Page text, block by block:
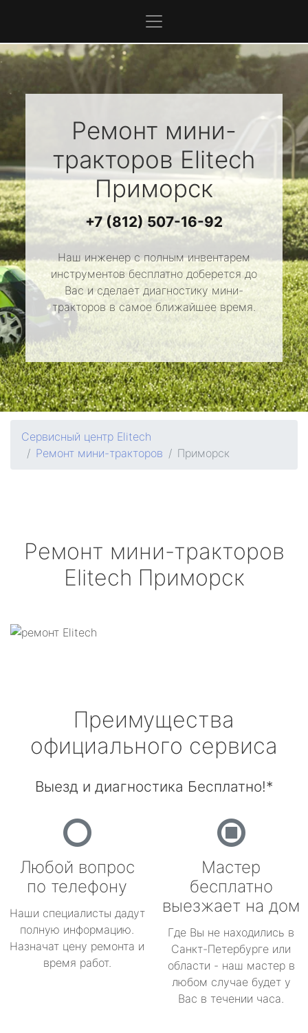
Ремонт мини-
тракторов Elitech
Приморск
+7 (812) 507-16-92
Наш инженер с полным инвентарем
инструментов бесплатно доберется до
Вас и сделает диагностику мини-
тракторов в самое ближайшее время.
Сервисный центр Elitech
Ремонт мини-тракторов
Приморск
Ремонт мини-тракторов
Elitech Приморск
Преимущества
официального сервиса
Выезд и диагностика Бесплатно!*
Любой вопрос
по телефону
Наши специалисты дадут
полную информацию.
Назначат цену ремонта и
время работ.
Мастер
бесплатно
выезжает на дом
Где Вы не находились в
Санкт-Петербурге или
области - наш мастер в
любом случае будет у
Вас в течении часа.